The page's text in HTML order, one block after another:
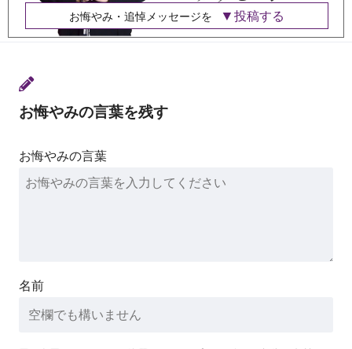
お悔やみ・追悼メッセージを 投稿する
お悔やみの言葉を残す
お悔やみの言葉
名前